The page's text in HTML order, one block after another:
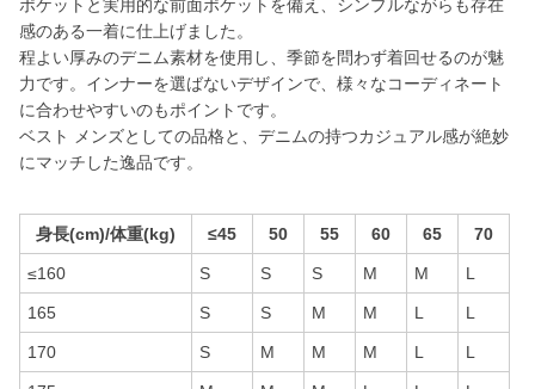
ポケットと実用的な前面ポケットを備え、シンプルながらも存在
感のある一着に仕上げました。
程よい厚みのデニム素材を使用し、季節を問わず着回せるのが魅
力です。インナーを選ばないデザインで、様々なコーディネート
に合わせやすいのもポイントです。
ベスト メンズとしての品格と、デニムの持つカジュアル感が絶妙
にマッチした逸品です。
身長(cm)/体重(kg) ≤45 50 55 60 65 70
≤160 S S S M M L
165 S S M M L L
170 S M M M L L